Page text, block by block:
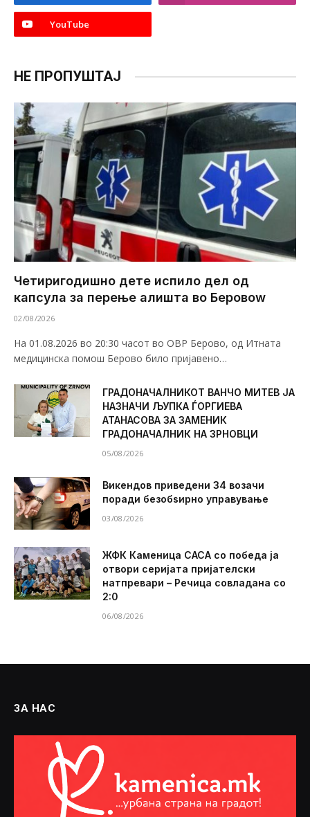
YouTube
НЕ ПРОПУШТАЈ
Четиригодишно дете испило дел од
капсула за перење алишта во Беровоw
02/08/2026
На 01.08.2026 во 20:30 часот во ОВР Берово, од Итната
медицинска помош Берово било пријавено…
ГРАДОНАЧАЛНИКОТ ВАНЧО МИТЕВ ЈА
НАЗНАЧИ ЉУПКА ЃОРГИЕВА
АТАНАСОВА ЗА ЗАМЕНИК
ГРАДОНАЧАЛНИК НА ЗРНОВЦИ
05/08/2026
Викендов приведени 34 возачи
поради безобѕирно управување
03/08/2026
ЖФК Каменица САСА со победа ја
отвори серијата пријателски
натпревари – Речица совладана со
2:0
06/08/2026
ЗА НАС